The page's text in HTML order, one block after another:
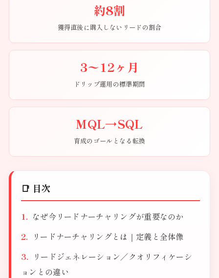
約8割
獲得直後に購入しないリードの割合
3〜12ヶ月
ドリップ運用の標準期間
MQL→SQL
育成のゴールとなる転換
📑 目次
なぜ今リードナーチャリングが重要なのか
リードナーチャリングとは｜定義と全体像
リードジェネレーション／クオリフィケーシ
ョンとの違い